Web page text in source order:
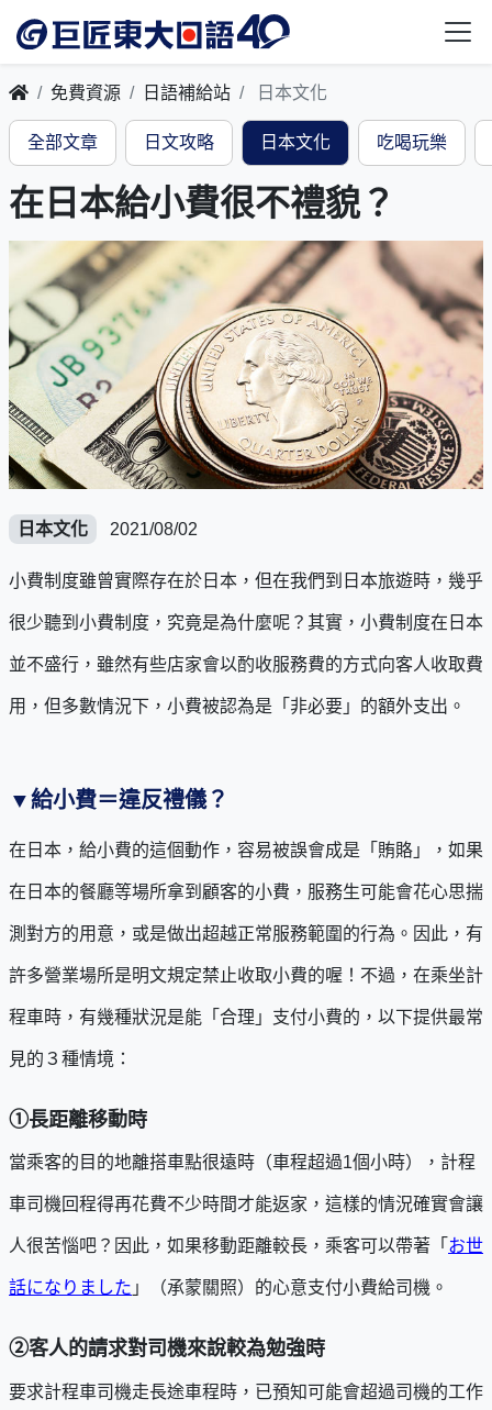
免費資源 日語補給站 日本文化
全部文章 日文攻略 日本文化 吃喝玩樂
在日本給小費很不禮貌？
日本文化 2021/08/02
小費制度雖曾實際存在於日本，但在我們到日本旅遊時，幾乎
很少聽到小費制度，究竟是為什麼呢？其實，小費制度在日本
並不盛行，雖然有些店家會以酌收服務費的方式向客人收取費
用，但多數情況下，小費被認為是「非必要」的額外支出。
▼給小費＝違反禮儀？
在日本，給小費的這個動作，容易被誤會成是「賄賂」，如果
在日本的餐廳等場所拿到顧客的小費，服務生可能會花心思揣
測對方的用意，或是做出超越正常服務範圍的行為。因此，有
許多營業場所是明文規定禁止收取小費的喔！不過，在乘坐計
程車時，有幾種狀況是能「合理」支付小費的，以下提供最常
見的３種情境：
①長距離移動時
當乘客的目的地離搭車點很遠時（車程超過1個小時），計程
車司機回程得再花費不少時間才能返家，這樣的情況確實會讓
人很苦惱吧？因此，如果移動距離較長，乘客可以帶著「 お世
話になりました 」（承蒙關照）的心意支付小費給司機。
②客人的請求對司機來說較為勉強時
要求計程車司機走長途車程時，已預知可能會超過司機的工作